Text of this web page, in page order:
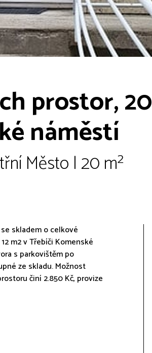
prostor, 20
náměstí
Město | 20 m²
skladem o celkové
m2 v Třebíči Komenské
s parkovištěm po
ze skladu. Možnost
činí 2.850 Kč, provize